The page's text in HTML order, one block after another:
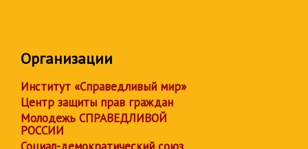
Организации
Институт «Справедливый мир»
Центр защиты прав граждан
Молодежь СПРАВЕДЛИВОЙ
РОССИИ